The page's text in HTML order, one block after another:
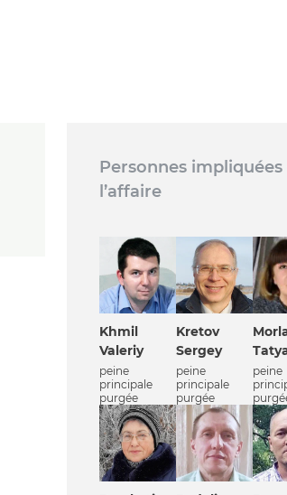
Personnes impliquées
l’affaire
Khmil
Valeriy
peine
principale
purgée
Kretov
Sergey
peine
principale
purgée
peine